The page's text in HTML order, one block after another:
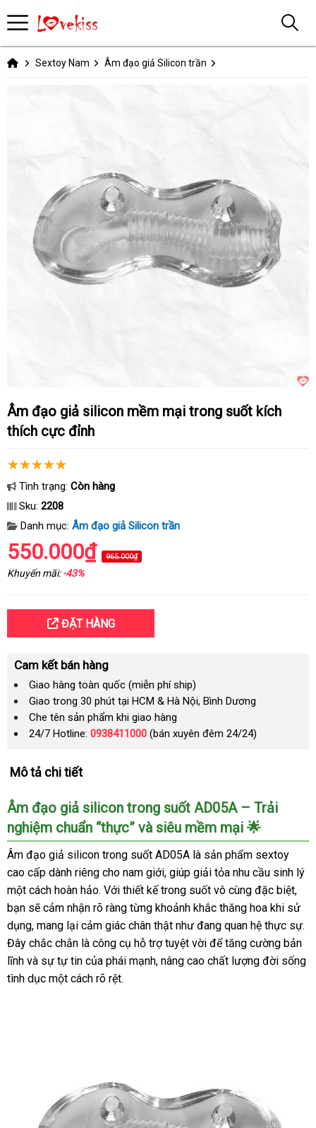
Sextoy Nam Âm đạo giả Silicon trần
Âm đạo giả silicon mềm mại trong suốt kích
thích cực đỉnh
Tình trạng: Còn hàng
Sku: 2208
Danh mục: Âm đạo giả Silicon trần
550.000₫ 965.000₫
Khuyến mãi:-43%
ĐẶT HÀNG
Cam kết bán hàng
Giao hàng toàn quốc (miễn phí ship)
Giao trong 30 phút tại HCM & Hà Nội, Bình Dương
Che tên sản phẩm khi giao hàng
24/7 Hotline: 0938411000 (bán xuyên đêm 24/24)
Mô tả chi tiết
Âm đạo giả silicon trong suốt AD05A – Trải
nghiệm chuẩn “thực” và siêu mềm mại 🌟
Âm đạo giả silicon trong suốt AD05A là sản phẩm sextoy
cao cấp dành riêng cho nam giới, giúp giải tỏa nhu cầu sinh lý
một cách hoàn hảo. Với thiết kế trong suốt vô cùng đặc biệt,
bạn sẽ cảm nhận rõ ràng từng khoảnh khắc thăng hoa khi sử
dụng, mang lại cảm giác chân thật như đang quan hệ thực sự.
Đây chắc chắn là công cụ hỗ trợ tuyệt vời để tăng cường bản
lĩnh và sự tự tin của phái mạnh, nâng cao chất lượng đời sống
tình dục một cách rõ rệt.